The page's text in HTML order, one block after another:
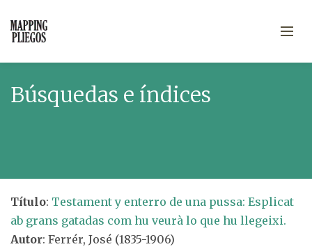
Búsquedas e índices
Título: Testament y enterro de una pussa: Esplicat
ab grans gatadas com hu veurà lo que hu llegeixi.
Autor: Ferrér, José (1835-1906)